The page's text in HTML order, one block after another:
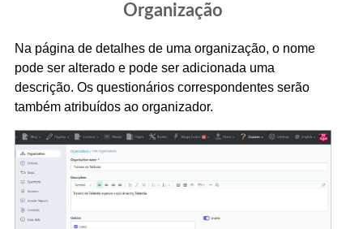
Organização
Na página de detalhes de uma organização, o nome
pode ser alterado e pode ser adicionada uma
descrição. Os questionários correspondentes serão
também atribuídos ao organizador.